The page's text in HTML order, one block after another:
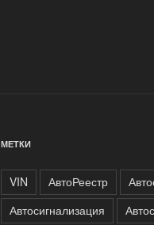
МЕТКИ
VIN АвтоРеестр
Автосигнализация